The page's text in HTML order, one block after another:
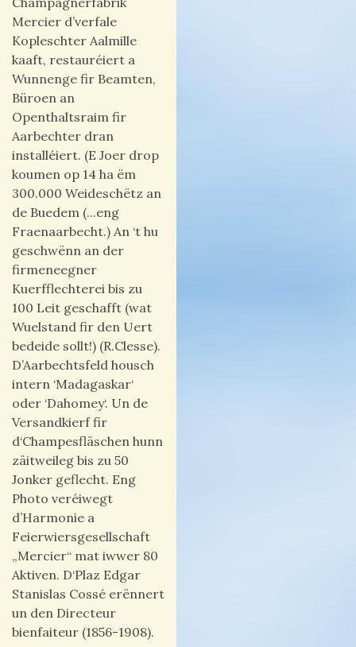
Mercier d’verfale
Kopleschter Aalmille
kaaft, restauréiert a
Wunnenge fir Beamten,
Büroen an
Openthaltsraim fir
Aarbechter dran
installéiert. (E Joer drop
koumen op 14 ha ëm
300.000 Weideschëtz an
de Buedem (...eng
Fraenaarbecht.) An ‘t hu
geschwënn an der
firmeneegner
Kuerfflechterei bis zu
100 Leit geschafft (wat
Wuelstand fir den Uert
bedeide sollt!) (R.Clesse).
D’Aarbechtsfeld housch
intern ‘Madagaskar‘
oder ‘Dahomey‘. Un de
Versandkierf fir
d‘Champesfläschen hunn
zäitweileg bis zu 50
Jonker geflecht. Eng
Photo veréiwegt
d’Harmonie a
Feierwiersgesellschaft
„Mercier“ mat iwwer 80
Aktiven. D‘Plaz Edgar
Stanislas Cossé erënnert
un den Directeur
bienfaiteur (1856-1908).